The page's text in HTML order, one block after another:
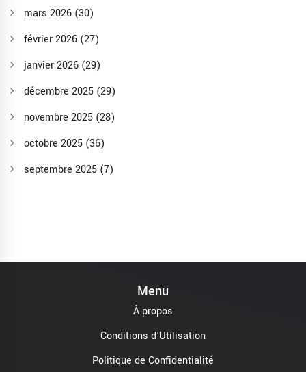
mars 2026 (30)
février 2026 (27)
janvier 2026 (29)
décembre 2025 (29)
novembre 2025 (28)
octobre 2025 (36)
septembre 2025 (7)
Menu
À propos
Conditions d'Utilisation
Politique de Confidentialité